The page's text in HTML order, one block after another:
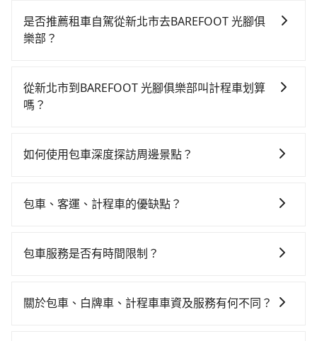
高鐵較貴、費時、轉車麻煩！板橋-南港雖然一天最多時
有92班車次，從最早07:02到23:42，過了末班車到清晨
車程約25分鐘。抵達高鐵站後，步行進站、現場購票並
於月台排隊的時間約20分鐘，再乘坐17~21分鐘（平均
小黃後約花55分鐘、車費900元後，抵達BAREFOOT 光
費為510元。但如果全程使用tripool並到府專車接送，
更會額外浪費63分鐘在轉乘與等車上，現在還不馬上來
用。
是否推薦租車自駕從新北市去BAREFOOT 光腳俱
樂部？
時不需要閉目養神（因為要自己開車），最重要的是你
當天就要來回，那在新北路邊可隨租隨借的iRent應該是
市（中和區）到BAREFOOT 光腳俱樂部的花費預估為
40元路邊停車費用預估進去，但額外的汽車保險與可能
的車款，如果人數超過四位，更是沒有較大的七人座或
凹的車門仍未被修理，每一次租車都好像在開樂透一
從新北市到BAREFOOT 光腳俱樂部叫計程車划算
嗎？
灣大車隊、Uber、Line Taxi、Yoxi等，如果在路邊攔不
錶計算，價格約為1,540~1,800元間，若改選tripool的
雙北的0.9%，其叫車的難度是雙北市的120倍。綜合以
如何使用包車深度探訪周邊景點？
的便利性和彈性，探訪更多的景點，並且可以按照自己
入體驗當地的生活和文化。在探訪景點時，可以積極尋
富自己的旅程。
包車、客運、計程車的優缺點？
上、下車，不需與旅客共乘。但通常需要提前預約。 客
行車路線可能不太頻繁。 計程車：可以隨叫隨到，並且
包車服務是否有時間限制？
程安排。
關於包車、白牌車、計程車車資及服務有何不同？